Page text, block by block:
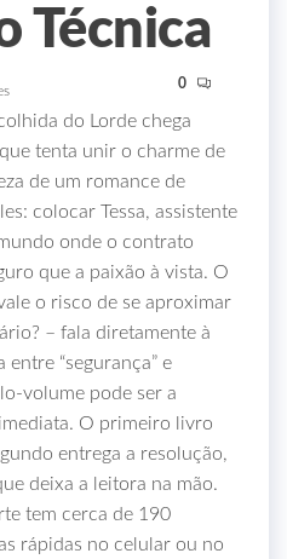
Técnica
0
do Lorde chega
tenta unir o charme de
de um romance de
colocar Tessa, assistente
onde o contrato
que a paixão à vista. O
o risco de se aproximar
– fala diretamente à
entre “segurança” e
pode ser a
O primeiro livro
entrega a resolução,
deixa a leitora na mão.
tem cerca de 190
rápidas no celular ou no